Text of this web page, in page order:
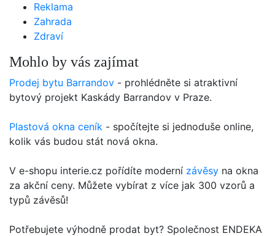
Reklama
Zahrada
Zdraví
Mohlo by vás zajímat
Prodej bytu Barrandov - prohlédněte si atraktivní
bytový projekt Kaskády Barrandov v Praze.
Plastová okna ceník - spočítejte si jednoduše online,
kolik vás budou stát nová okna.
V e-shopu interie.cz pořídíte moderní závěsy na okna
za akční ceny. Můžete vybírat z více jak 300 vzorů a
typů závěsů!
Potřebujete výhodně prodat byt? Společnost ENDEKA